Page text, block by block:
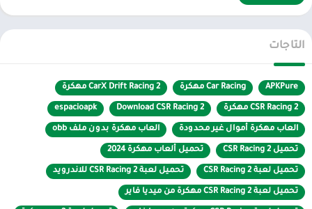
مطورو اللعبة وطوروها لفترة طويلة ، والآن يتم الانتهاء منها وإصدارها
سيمتلك اللاعبون سلسلة من أفضل السيارات على مستوى العالم مع
مئات سيارات السباق من مختلف البلدان. يجتمعون هنا بهدف مشروع
وهو خدمة أمتعتك للتغلب على كل سباق مهم في العالم. اعتمادًا على كل
حالة ، اعتمادًا على احتياجاتك ، يجب أن تفكر في اختيار السيارة الأنسب.
ستجلب كل سيارة مستواك لقهر طريق النجاح.
التاجات
APKPure Car Racing مهكرة CarX Drift Racing 2 مهكرة
CSR Racing 2 مهكرة Download CSR Racing 2
espacioapk
العاب مهكرة أموال غير محدودة العاب مهكرة بدون ملف obb
تحميل CSR Racing 2 تحميل ألعاب مهكرة 2024
تحميل لعبة CSR Racing 2 تحميل لعبة CSR Racing 2 للاندرويد
تحميل لعبة CSR Racing 2 مهكرة من ميديا فاير